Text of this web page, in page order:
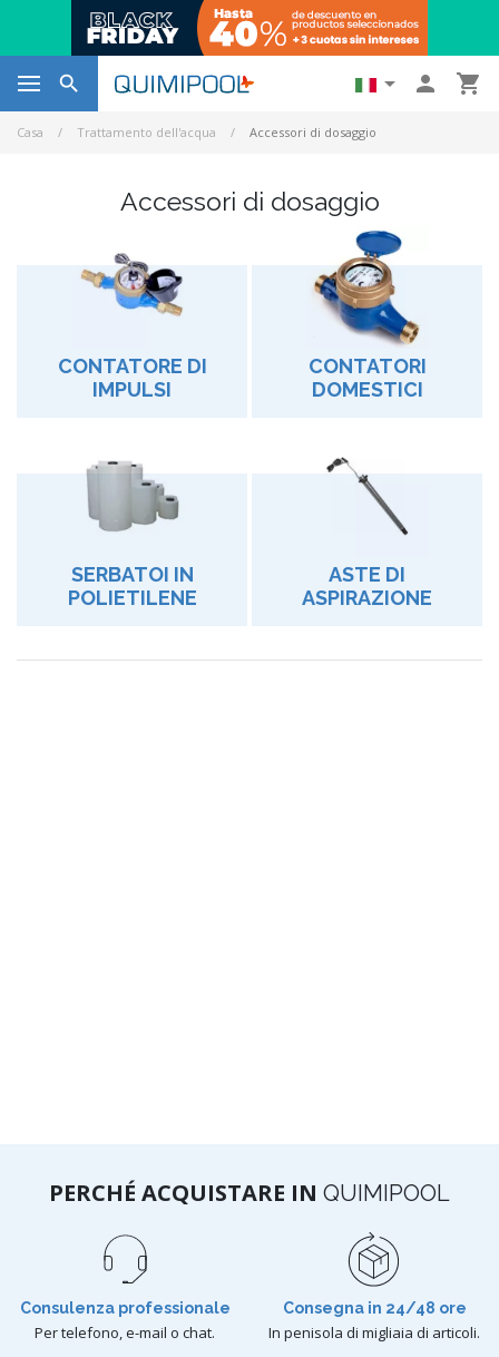
   
Casa Trattamento dell'acqua Accessori di dosaggio
Accessori di dosaggio
CONTATORE DI
IMPULSI
CONTATORI
DOMESTICI
SERBATOI IN
POLIETILENE
ASTE DI
ASPIRAZIONE
PERCHÉ ACQUISTARE IN QUIMIPOOL
Consulenza professionale
Per telefono, e-mail o chat.
Consegna in 24/48 ore
In penisola di migliaia di articoli.